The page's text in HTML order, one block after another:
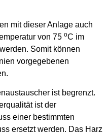
mit dieser Anlage auch
von 75 oC im
Somit können
vorgegebenen
ist begrenzt.
ist der
einer bestimmten
ersetzt werden. Das Harz